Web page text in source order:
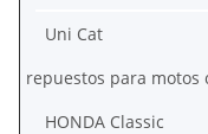
Uni Cat
repuestos para motos
HONDA Classic